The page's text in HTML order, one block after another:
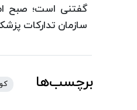
گفتنی است؛ صبح
سازمان تداركات
برچسب‌ها